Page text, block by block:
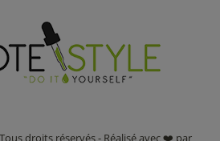
droits réservés - Réalisé avec ❤️ par